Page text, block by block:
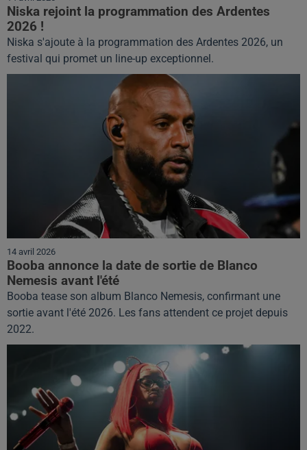
Niska rejoint la programmation des Ardentes
2026 !
Niska s'ajoute à la programmation des Ardentes 2026, un
festival qui promet un line-up exceptionnel.
14 avril 2026
Booba annonce la date de sortie de Blanco
Nemesis avant l'été
Booba tease son album Blanco Nemesis, confirmant une
sortie avant l'été 2026. Les fans attendent ce projet depuis
2022.